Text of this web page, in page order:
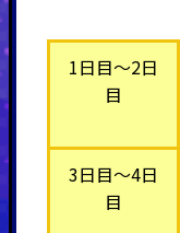
1日目～2日
目
3日目～4日
目